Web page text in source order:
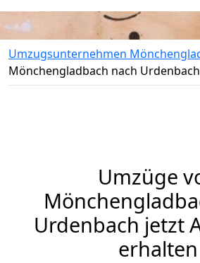
Umzugsunternehmen
Mönchengladbach nach Urdenbach
Umzüge
Urdenbach jetzt
erhalten